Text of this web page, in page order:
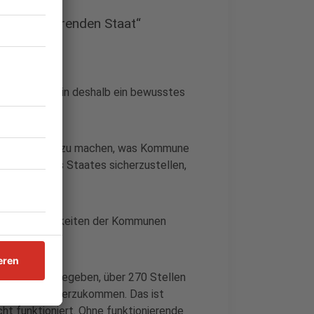
Staat“
nach Berlin deshalb ein bewusstes
deutlich zu machen, was Kommune
Wurzel des Staates sicherzustellen,
Möglichkeiten der Kommunen
aufgegeben, über 270 Stellen
Kraft weiterzukommen. Das ist
funktioniert. Ohne funktionierende